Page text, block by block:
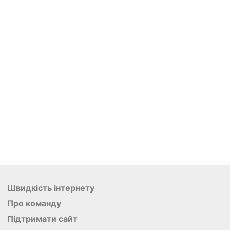
Швидкість інтернету
Про команду
Підтримати сайт